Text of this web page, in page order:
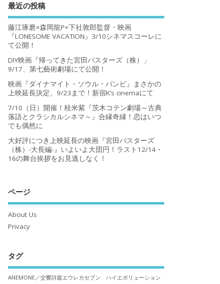
最近の投稿
藤江琢磨×森岡龍P×下社敦郎監督・映画
『LONESOME VACATION』3/10シネマスコーレに
て公開！
DIY映画『帰ってきた宮田バスターズ（株）」
9/17、第七藝術劇場にて公開！
映画『ダイナマイト・ソウル・バンビ』まさかの
上映延長決定、9/23まで！新宿K’s cinemaにて
7/10（日）開催！桂米紫『茨木コテン劇場～古典
落語とクラシカルシネマ～』合縁奇縁！恋はいつ
でも偶然に
大好評につき上映延長の映画『宮田バスターズ
（株）-大長編-』いよいよ大団円！ラスト12/14・
16の舞台挨拶をお見逃しなく！
ページ
About Us
Privacy
タグ
ANEMONE／交響詩篇エウレカセブン ハイエボリューション